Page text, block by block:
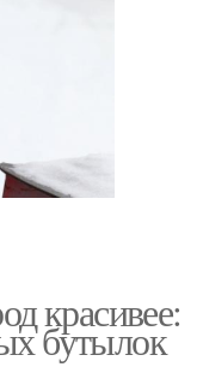
красивее:
бутылок